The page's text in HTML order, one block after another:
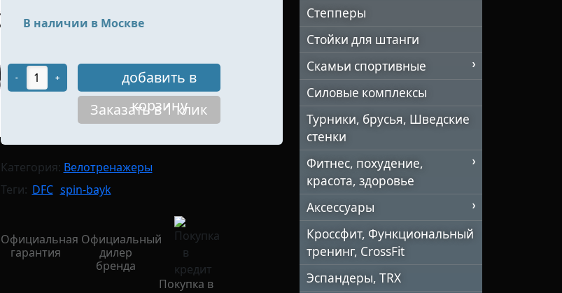
В наличии в Москве
- +
добавить в
корзину
Заказать в 1 клик
Категория: Велотренажеры
Теги: DFC spin-bayk
Официальная
гарантия
Официальный
дилер
бренда
Покупка в
Степперы
Стойки для штанги
Скамьи спортивные
Силовые комплексы
Турники, брусья, Шведские
стенки
Фитнес, похудение,
красота, здоровье
Аксессуары
Кроссфит, Функциональный
тренинг, CrossFit
Эспандеры, TRX